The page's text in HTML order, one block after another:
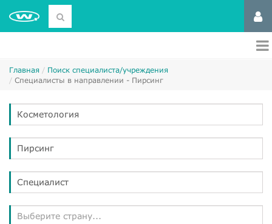
Главная
Поиск специалиста/учреждения
Специалисты в направлении - Пирсинг
Косметология
Пирсинг
Специалист
Выберите страну...